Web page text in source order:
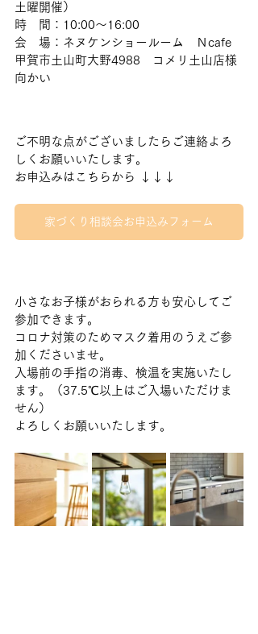
土曜開催）
時　間：10:00～16:00
会　場：ネヌケンショールーム　Ｎcafe
甲賀市土山町大野4988　コメリ土山店様
向かい
ご不明な点がございましたらご連絡よろ
しくお願いいたします。
お申込みはこちらから ↓↓↓
家づくり相談会お申込みフォーム
小さなお子様がおられる方も安心してご
参加できます。
コロナ対策のためマスク着用のうえご参
加くださいませ。
入場前の手指の消毒、検温を実施いたし
ます。（37.5℃以上はご入場いただけま
せん）
よろしくお願いいたします。